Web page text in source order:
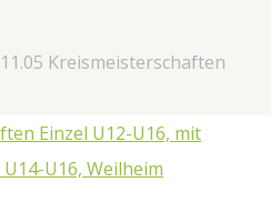
11.05 Kreismeisterschaften